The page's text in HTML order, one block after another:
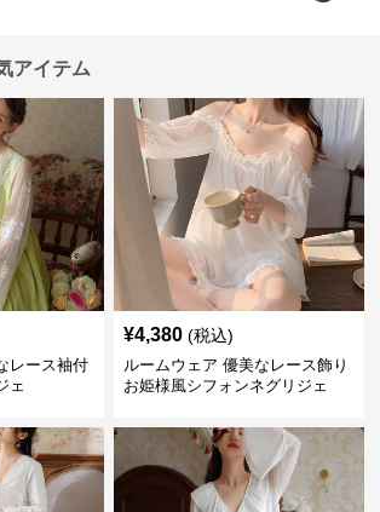
アイテム
レース袖付
ェ
¥4,380 (税込)
ルームウェア 優美なレース飾り
お姫様風シフォンネグリジェ